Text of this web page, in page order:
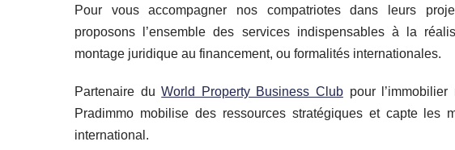
Pour vous accompagner nos compatriotes dans leurs
proposons l’ensemble des services indispensables à la
montage juridique au financement, ou formalités internationales.
Partenaire duWorld Property Business Clubpour l’immobilier
Pradimmo mobilise des ressources stratégiques et capte les
international.